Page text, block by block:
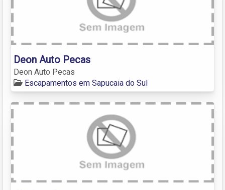
Deon Auto Pecas
Deon Auto Pecas
Escapamentos em Sapucaia do Sul